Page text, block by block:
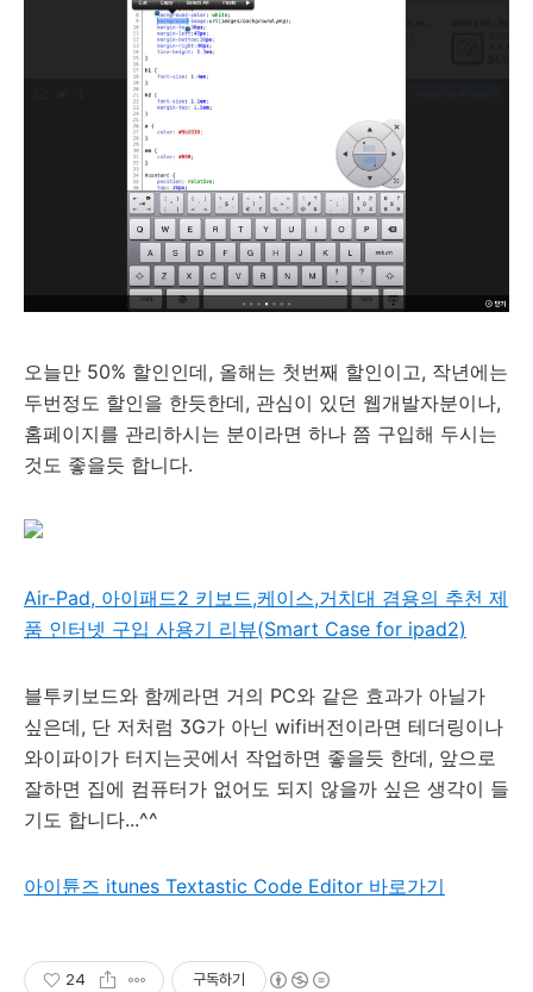
오늘만 50% 할인인데, 올해는 첫번째 할인이고, 작년에는
두번정도 할인을 한듯한데, 관심이 있던 웹개발자분이나,
홈페이지를 관리하시는 분이라면 하나 쯤 구입해 두시는
것도 좋을듯 합니다.
Air-Pad, 아이패드2 키보드,케이스,거치대 겸용의 추천 제
품 인터넷 구입 사용기 리뷰(Smart Case for ipad2)
블투키보드와 함께라면 거의 PC와 같은 효과가 아닐가
싶은데, 단 저처럼 3G가 아닌 wifi버전이라면 테더링이나
와이파이가 터지는곳에서 작업하면 좋을듯 한데, 앞으로
잘하면 집에 컴퓨터가 없어도 되지 않을까 싶은 생각이 들
기도 합니다...^^
아이튠즈 itunes Textastic Code Editor 바로가기
24 구독하기